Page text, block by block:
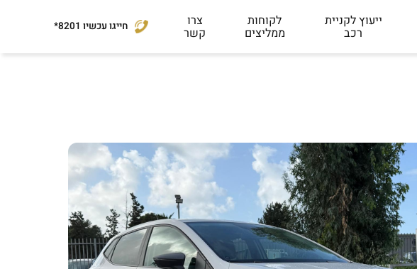
ייעוץ לקניית
רכב
לקוחות
ממליצים
צרו
קשר חייגו עכשיו *8201